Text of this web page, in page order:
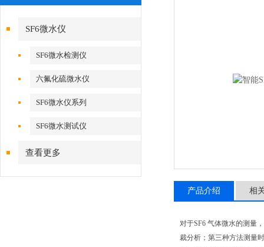
SF6微水仪
SF6微水检测仪
六氟化硫微水仪
SF6微水仪系列
SF6微水测试仪
查看更多
产品介绍 相
对于SF6 气体微水的测量
裁分析；第三种方法测量